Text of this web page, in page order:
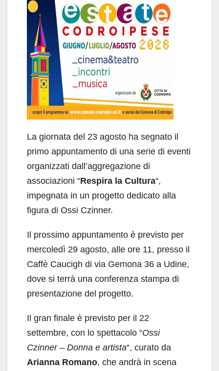
La giornata del 23 agosto ha segnato il
primo appuntamento di una serie di eventi
organizzati dall’aggregazione di
associazioni “Respira la Cultura“,
impegnata in un progetto dedicato alla
figura di Ossi Czinner.
Il prossimo appuntamento è previsto per
mercoledì 29 agosto, alle ore 11, presso il
Caffè Caucigh di via Gemona 36 a Udine,
dove si terrà una conferenza stampa di
presentazione del progetto.
Il gran finale è previsto per il 22
settembre, con lo spettacolo “Ossi
Czinner – Donna e artista“, curato da
Arianna Romano, che andrà in scena